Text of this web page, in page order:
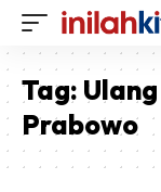
Tag:
Prabowo